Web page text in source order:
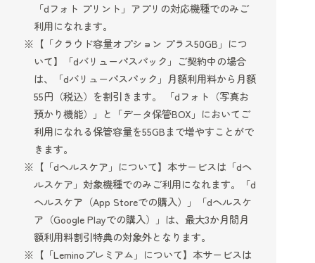
「dフォト プリント」アプリの対応機種でのみご
利用になれます。
【「クラウド容量オプション プラス50GB」につ
いて】「dバリューパスパック」ご契約中の場合
は、「dバリューパスパック」月額利用料から月額
55円（税込）を割引きます。 「dフォト（写真お
預かり機能）」と「データ保管BOX」においてご
利用になれる保管容量を55GBまで増やすことがで
きます。
【「dヘルスケア」について】本サービスは「dヘ
ルスケア」対象機種でのみご利用になれます。「d
ヘルスケア（App Storeでの購入）」「dヘルスケ
ア（Google Playでの購入）」は、最大3か月間月
額利用料割引特典の対象外となります。
【「Leminoプレミアム」について】本サービスは